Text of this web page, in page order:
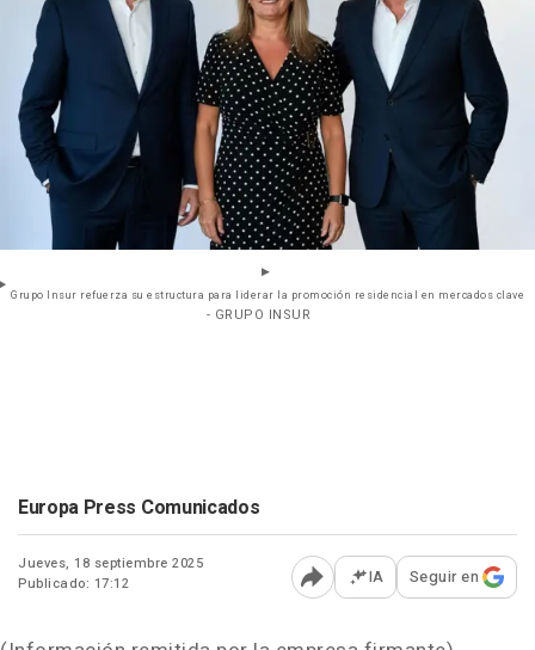
Grupo Insur refuerza su estructura para liderar la promoción residencial en mercados clave
- GRUPO INSUR
Europa Press Comunicados
Jueves, 18 septiembre 2025
Publicado: 17:12
Abrir opciones para
IA Seguir en